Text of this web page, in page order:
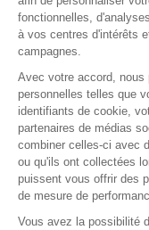
Premia Super
taille
Premia Super
taille M
Premia Super
tailleL